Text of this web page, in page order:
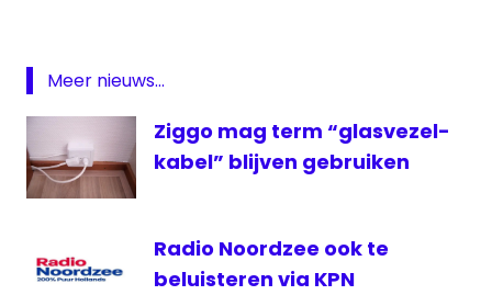
80's
MTV
Live
Meer nieuws...
Ziggo mag term “glasvezel-
kabel” blijven gebruiken
Radio Noordzee ook te
beluisteren via KPN